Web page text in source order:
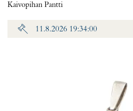
Kaivopihan Pantti
11.8.2026 19:34:00